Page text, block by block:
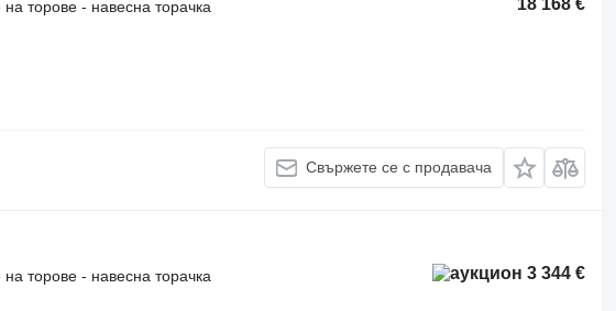
торове - навесна торачка
Свържете се с продавача
3 344 €
торове - навесна торачка